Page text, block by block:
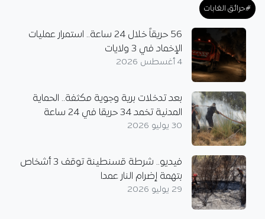
#حرائق الغابات
56 حريقاً خلال 24 ساعة.. استمرار عمليات
الإخماد في 3 ولايات
4 أغسطس 2026
بعد تدخلات برية وجوية مكثفة.. الحماية
المدنية تخمد 34 حريقا في 24 ساعة
30 يوليو 2026
فيديو.. شرطة قسنطينة توقف 3 أشخاص
بتهمة إضرام النار عمدا
29 يوليو 2026